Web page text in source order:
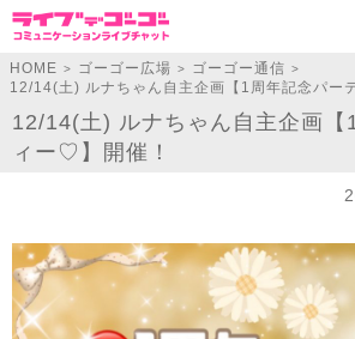
HOME > ゴーゴー広場 > ゴーゴー通信 >
12/14(土) ルナちゃん自主企画【1周年記念パー
12/14(土) ルナちゃん自主企画【
ィー♡】開催！